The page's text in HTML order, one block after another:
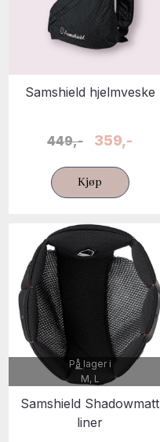
Samshield hjelmveske
449,- 359,-
Kjøp
På lager i
M, L
Samshield Shadowmatt
liner